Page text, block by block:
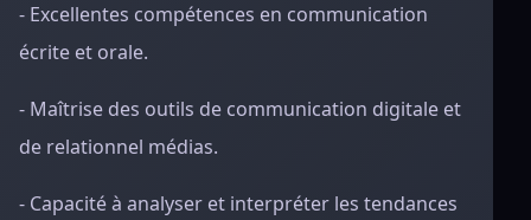
- Excellentes compétences en communication
écrite et orale.
- Maîtrise des outils de communication digitale et
de relationnel médias.
- Capacité à analyser et interpréter les tendances